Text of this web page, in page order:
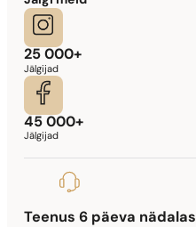
25 000+
Jälgijad
45 000+
Jälgijad
Teenus 6 päeva nädalas